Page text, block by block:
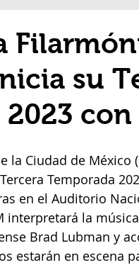
su
la Ciudad de México
Temporada
en el Auditorio
interpretará la
Brad Lubman y
estarán en escena